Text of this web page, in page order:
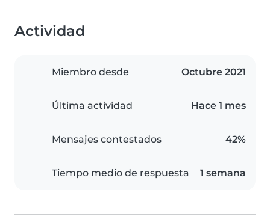
Actividad
Miembro desde Octubre 2021
Última actividad Hace 1 mes
Mensajes contestados 42%
Tiempo medio de respuesta 1 semana